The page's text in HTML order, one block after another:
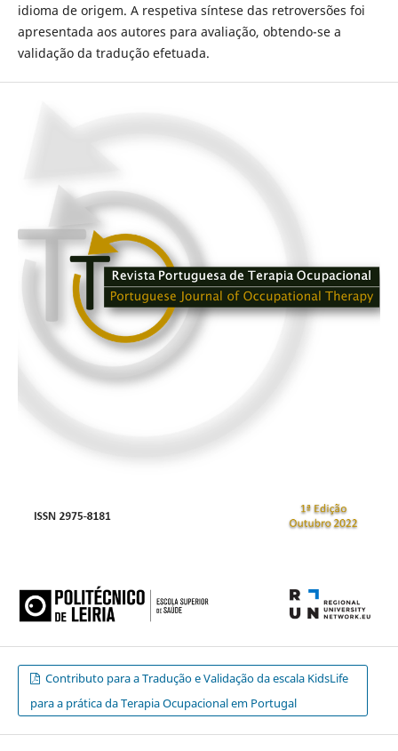
idioma de origem. A respetiva síntese das retroversões foi
apresentada aos autores para avaliação, obtendo-se a
validação da tradução efetuada.
Contributo para a Tradução e Validação da escala KidsLife
para a prática da Terapia Ocupacional em Portugal